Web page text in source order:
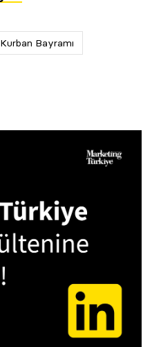
Kurban Bayramı